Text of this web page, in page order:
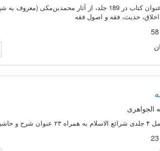
متن كامل 58 عنوان كتاب در 189 جلد، از آثار
حدیث، فقه و اصول فقه
الجواهری
۲۰۵۰۰ نمایه و ...